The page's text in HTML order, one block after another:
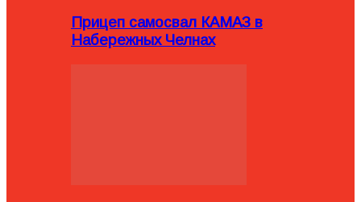
Прицеп самосвал КАМАЗ в
Набережных Челнах